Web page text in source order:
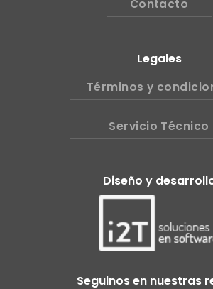
Contacto
Legales
Términos y
Servicio Técnico
Diseño y
Seguinos en nuestras